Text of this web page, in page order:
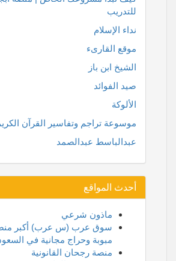
للتدريب
نداء الإسلام
موقع القارىء
الشيخ ابن باز
صيد الفوائد
الألوكة
موسوعة تراجم وتفاسير القرآن
عبدالباسط عبدالصمد
أحدث المواقع
ماذون شرعي
سوق عرب (س عرب) أكبر
مبوبة وحراج مجانية في
منصة رجحان القانونية